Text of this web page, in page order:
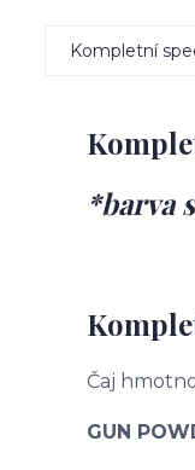
Kompletní
*barva
Čaj
GUN